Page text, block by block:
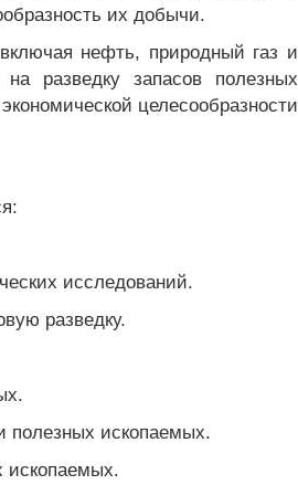
их добычи.
нефть, природный газ и
разведку запасов полезных
целесообразности
исследований.
разведку.
полезных ископаемых.
ископаемых.